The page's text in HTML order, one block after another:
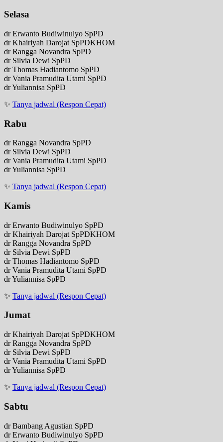
Selasa
dr Erwanto Budiwinulyo SpPD
dr Khairiyah Darojat SpPDKHOM
dr Rangga Novandra SpPD
dr Silvia Dewi SpPD
dr Thomas Hadiantomo SpPD
dr Vania Pramudita Utami SpPD
dr Yuliannisa SpPD
✨ Tanya jadwal (Respon Cepat)
Rabu
dr Rangga Novandra SpPD
dr Silvia Dewi SpPD
dr Vania Pramudita Utami SpPD
dr Yuliannisa SpPD
✨ Tanya jadwal (Respon Cepat)
Kamis
dr Erwanto Budiwinulyo SpPD
dr Khairiyah Darojat SpPDKHOM
dr Rangga Novandra SpPD
dr Silvia Dewi SpPD
dr Thomas Hadiantomo SpPD
dr Vania Pramudita Utami SpPD
dr Yuliannisa SpPD
✨ Tanya jadwal (Respon Cepat)
Jumat
dr Khairiyah Darojat SpPDKHOM
dr Rangga Novandra SpPD
dr Silvia Dewi SpPD
dr Vania Pramudita Utami SpPD
dr Yuliannisa SpPD
✨ Tanya jadwal (Respon Cepat)
Sabtu
dr Bambang Agustian SpPD
dr Erwanto Budiwinulyo SpPD